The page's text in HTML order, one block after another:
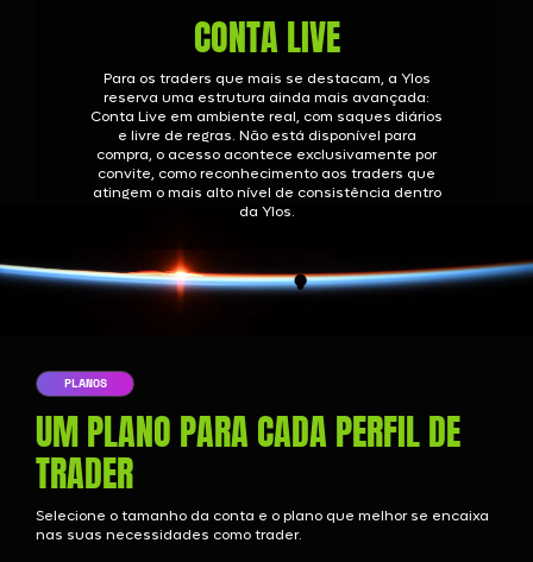
CONTA LIVE
Para os traders que mais se destacam, a Ylos
reserva uma estrutura ainda mais avançada:
Conta Live em ambiente real, com saques diários
e livre de regras. Não está disponível para
compra, o acesso acontece exclusivamente por
convite, como reconhecimento aos traders que
atingem o mais alto nível de consistência dentro
da Ylos.
PLANOS
UM PLANO PARA CADA PERFIL DE
TRADER
Selecione o tamanho da conta e o plano que melhor se encaixa
nas suas necessidades como trader.